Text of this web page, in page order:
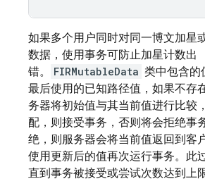
如果多个用户同时对同一博文加星
数据，使用事务可防止加星计数出
错。
FIRMutableData 类中包含的
最后使用的已知路径值，如果不存
务器将初始值与其当前值进行比较
配，则接受事务，否则将会拒绝事
绝，则服务器会将当前值返回到客
使用更新后的值再次运行事务。此
直到事务被接受或尝试次数达到上